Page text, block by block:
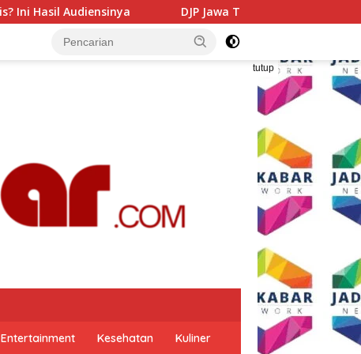
DJP Jawa Timur Gandeng GP Ansor Tingkatkan Literasi
tutup
Entertainment Kesehatan Kuliner